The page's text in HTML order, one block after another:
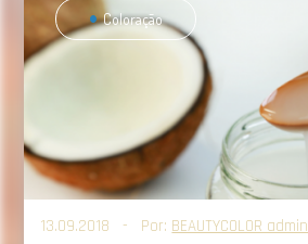
Coloração
13.09.2018 - Por: BEAUTYCOLOR admin